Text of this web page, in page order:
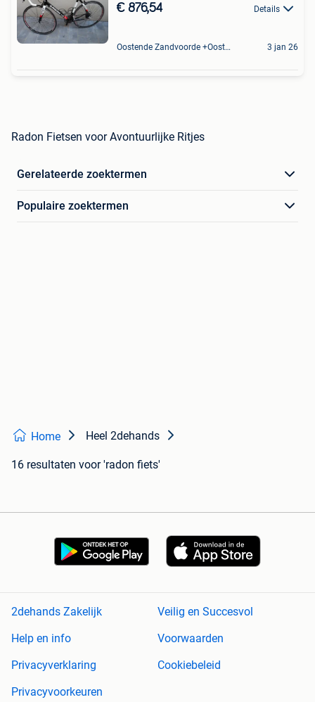
€ 876,54 Details
Oostende Zandvoorde +Oostende 3 jan 26
Radon Fietsen voor Avontuurlijke Ritjes
Gerelateerde zoektermen
Populaire zoektermen
Home Heel 2dehands
16 resultaten voor 'radon fiets'
2dehands Zakelijk
Veilig en Succesvol
Help en info
Voorwaarden
Privacyverklaring
Cookiebeleid
Privacyvoorkeuren